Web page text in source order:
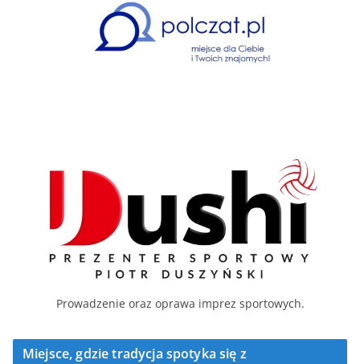
Prowadzenie oraz oprawa imprez sportowych.
Miejsce, gdzie tradycja spotyka się z